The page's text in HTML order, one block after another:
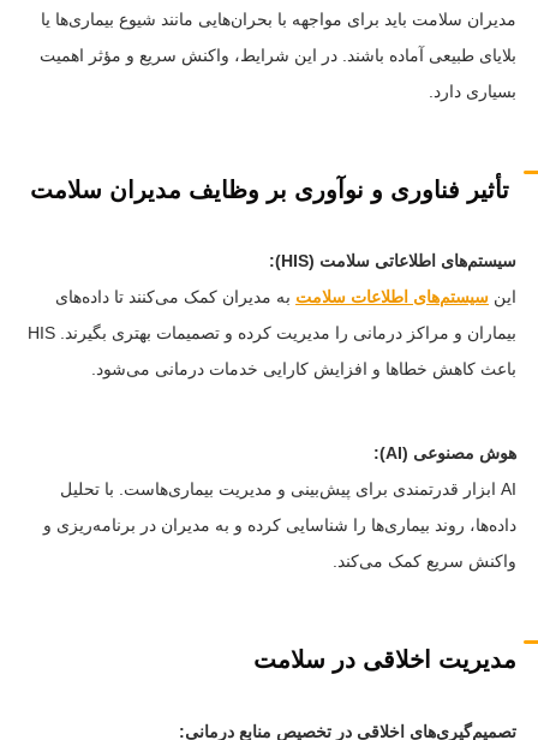
مدیران سلامت باید برای مواجهه با بحران‌هایی مانند شیوع بیماری‌ها یا
بلایای طبیعی آماده باشند. در این شرایط، واکنش سریع و مؤثر اهمیت
بسیاری دارد.
تأثیر فناوری و نوآوری بر وظایف مدیران سلامت
سیستم‌های اطلاعاتی سلامت (HIS):
این سیستم‌های اطلاعات سلامت به مدیران کمک می‌کنند تا داده‌های
بیماران و مراکز درمانی را مدیریت کرده و تصمیمات بهتری بگیرند. HIS
باعث کاهش خطاها و افزایش کارایی خدمات درمانی می‌شود.
هوش مصنوعی (AI):
AI ابزار قدرتمندی برای پیش‌بینی و مدیریت بیماری‌هاست. با تحلیل
داده‌ها، روند بیماری‌ها را شناسایی کرده و به مدیران در برنامه‌ریزی و
واکنش سریع کمک می‌کند.
مدیریت اخلاقی در سلامت
تصمیم‌گیری‌های اخلاقی در تخصیص منابع درمانی: